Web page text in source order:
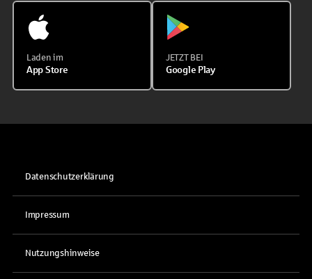
Laden im
App Store
JETZT BEI
Google Play
Datenschutzerklärung
Impressum
Nutzungshinweise